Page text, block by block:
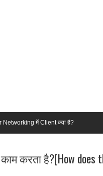
Networking में Client क्या है?
करता है?[How does